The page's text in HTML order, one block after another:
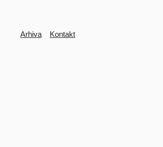
Arhiva Kontakt